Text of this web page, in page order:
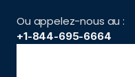
Ou appelez-nous au :
+1-844-695-6664